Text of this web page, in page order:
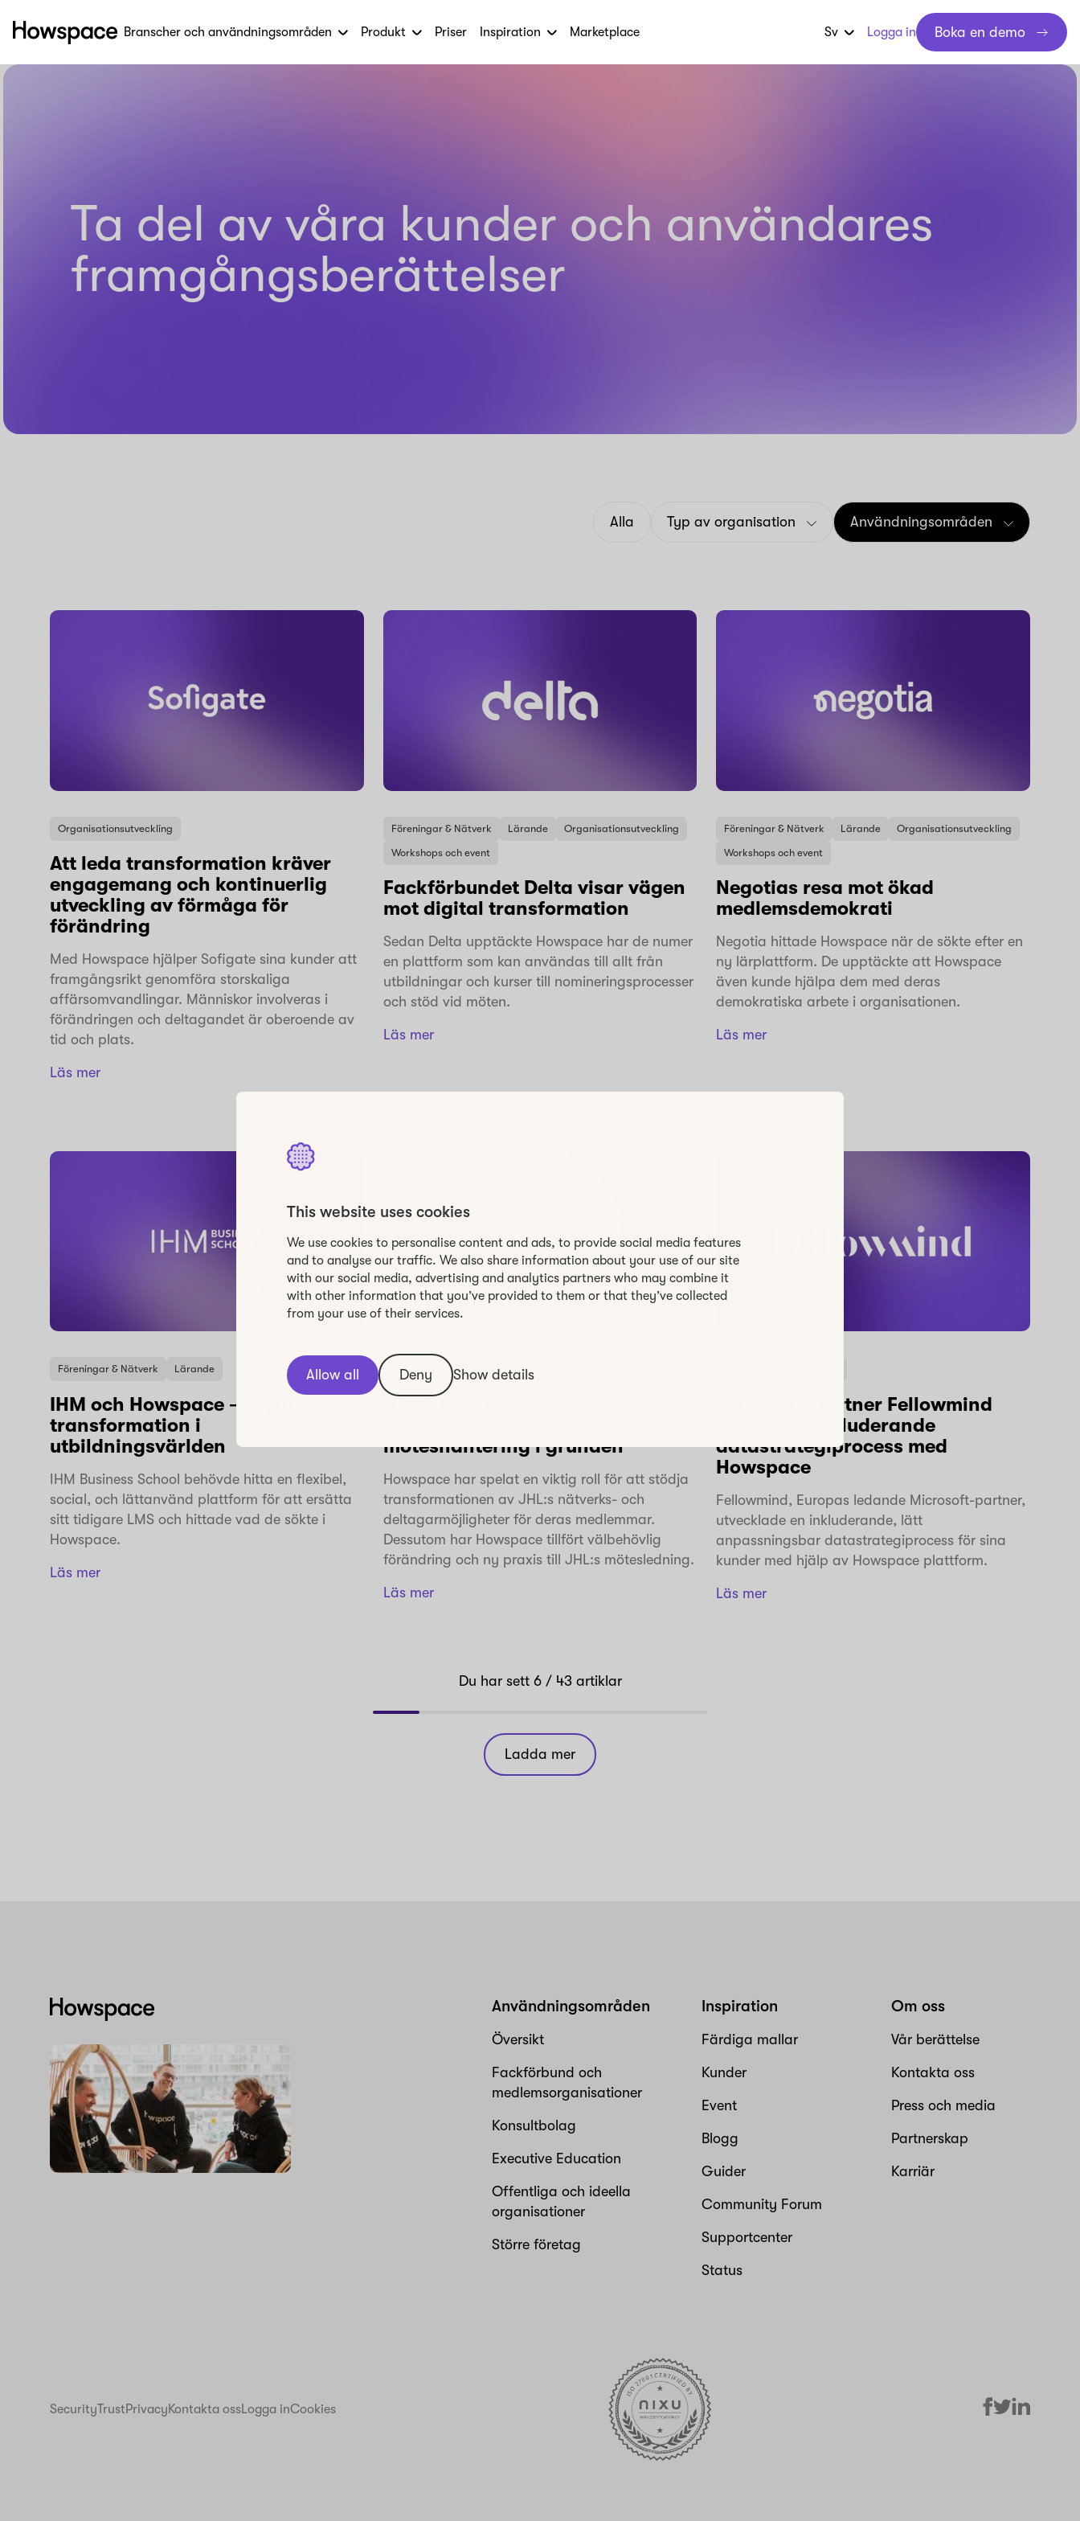
This website uses cookies
We use cookies to personalise content and ads, to provide social media features
and to analyse our traffic. We also share information about your use of our site
with our social media, advertising and analytics partners who may combine it
with other information that you’ve provided to them or that they’ve collected
from your use of their services.
Allow all Deny Show details
Hoppa
Howspace
Branscher och användningsområden Produkt Priser Inspiration Marketplace Sv Logga in Boka en demo
Ta del av våra kunder och användares
framgångsberättelser
Alla Typ av organisation Användningsområden
Organisationsutveckling
Att leda transformation kräver
engagemang och kontinuerlig
utveckling av förmåga för
förändring
Med Howspace hjälper Sofigate sina kunder att
framgångsrikt genomföra storskaliga
affärsomvandlingar. Människor involveras i
förändringen och deltagandet är oberoende av
tid och plats.
Läs mer
Föreningar & Nätverk Lärande
Organisationsutveckling
Workshops och event
Fackförbundet Delta visar vägen
mot digital transformation
Sedan Delta upptäckte Howspace har de numer
en plattform som kan användas till allt från
utbildningar och kurser till nomineringsprocesser
och stöd vid möten.
Läs mer
Föreningar & Nätverk Lärande
Organisationsutveckling
Workshops och event
Negotias resa mot ökad
medlemsdemokrati
Negotia hittade Howspace när de sökte efter en
ny lärplattform. De upptäckte att Howspace
även kunde hjälpa dem med deras
demokratiska arbete i organisationen.
Läs mer
Föreningar & Nätverk Lärande
IHM och Howspace – digital
transformation i
utbildningsvärlden
IHM Business School behövde hitta en flexibel,
social, och lättanvänd plattform för att ersätta
sitt tidigare LMS och hittade vad de sökte i
Howspace.
Läs mer
Föreningar & Nätverk
Howspace förändrade JHL:s
möteshantering i grunden
Howspace har spelat en viktig roll för att stödja
transformationen av JHL:s nätverks- och
deltagarmöjligheter för deras medlemmar.
Dessutom har Howspace tillfört välbehövlig
förändring och ny praxis till JHL:s mötesledning.
Läs mer
Microsoft-partner Fellowmind
skapar en inkluderande
datastrategiprocess med
Howspace
Fellowmind, Europas ledande Microsoft-partner,
utvecklade en inkluderande, lätt
anpassningsbar datastrategiprocess för sina
kunder med hjälp av Howspace plattform.
Läs mer
Du har sett 6 / 43artiklar
Ladda mer
Howspace Användningsområden
Översikt
Fackförbund och
medlemsorganisationer
Konsultbolag
Executive Education
Offentliga och ideella
organisationer
Större företag
Inspiration
Färdiga mallar
Kunder
Event
Blogg
Guider
Community Forum
Supportcenter
Status
Om oss
Vår berättelse
Kontakta oss
Press och media
Partnerskap
Karriär
SecurityTrustPrivacy Kontakta ossLogga inCookies facebook
twitterlinkedin